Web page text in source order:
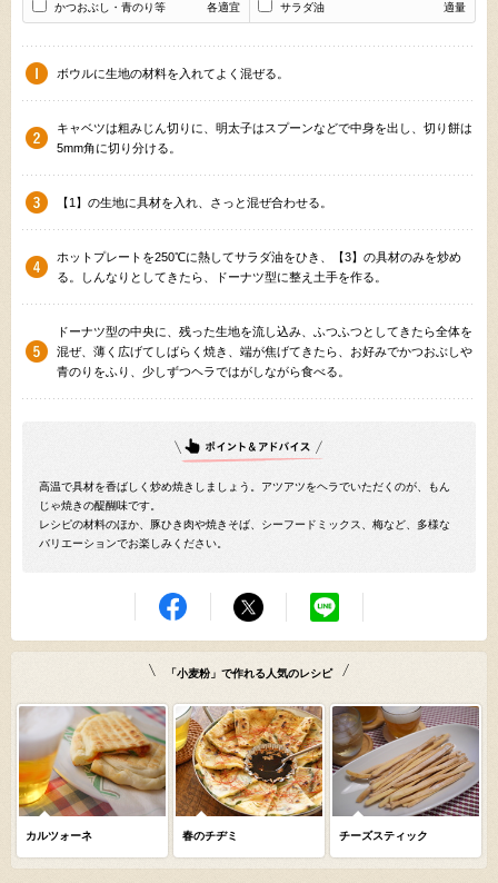
かつおぶし・青のり等 各適宜 サラダ油 適量
ボウルに生地の材料を入れてよく混ぜる。
キャベツは粗みじん切りに、明太子はスプーンなどで中身を出し、切り餅は
5mm角に切り分ける。
【1】の生地に具材を入れ、さっと混ぜ合わせる。
ホットプレートを250℃に熱してサラダ油をひき、【3】の具材のみを炒め
る。しんなりとしてきたら、ドーナツ型に整え土手を作る。
ドーナツ型の中央に、残った生地を流し込み、ふつふつとしてきたら全体を
混ぜ、薄く広げてしばらく焼き、端が焦げてきたら、お好みでかつおぶしや
青のりをふり、少しずつヘラではがしながら食べる。
高温で具材を香ばしく炒め焼きしましょう。アツアツをヘラでいただくのが、もん
じゃ焼きの醍醐味です。
レシピの材料のほか、豚ひき肉や焼きそば、シーフードミックス、梅など、多様な
バリエーションでお楽しみください。
「小麦粉」で作れる人気のレシピ
カルツォーネ 春のチヂミ チーズスティック